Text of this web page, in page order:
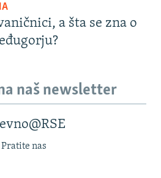
a šta se zna o
naš newsletter
Pratite nas